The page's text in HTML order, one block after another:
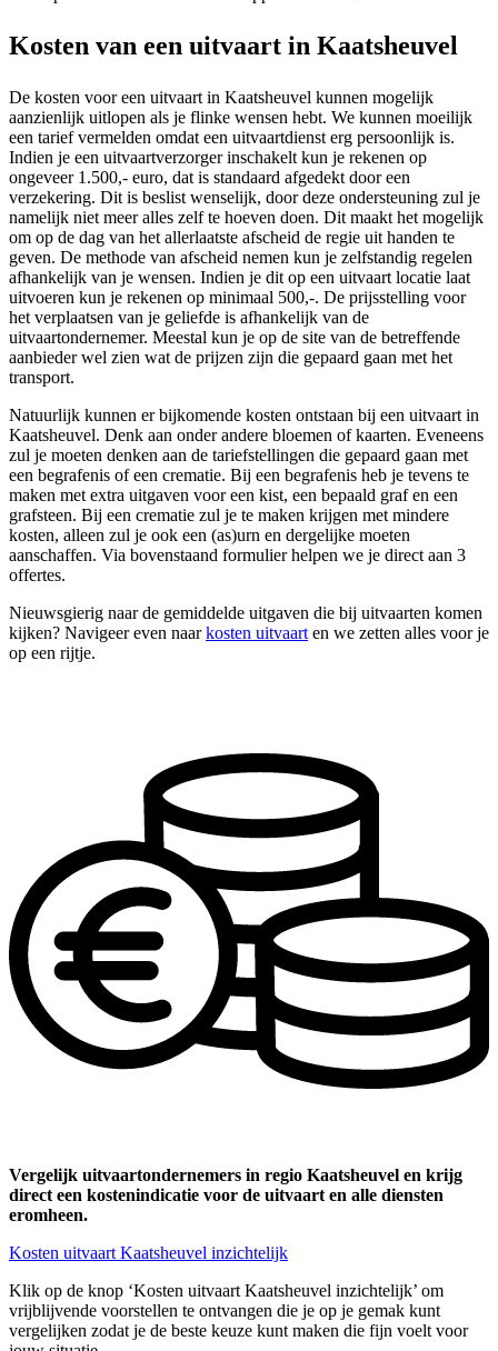
Kosten van een uitvaart in Kaatsheuvel
De kosten voor een uitvaart in Kaatsheuvel kunnen mogelijk
aanzienlijk uitlopen als je flinke wensen hebt. We kunnen moeilijk
een tarief vermelden omdat een uitvaartdienst erg persoonlijk is.
Indien je een uitvaartverzorger inschakelt kun je rekenen op
ongeveer 1.500,- euro, dat is standaard afgedekt door een
verzekering. Dit is beslist wenselijk, door deze ondersteuning zul je
namelijk niet meer alles zelf te hoeven doen. Dit maakt het mogelijk
om op de dag van het allerlaatste afscheid de regie uit handen te
geven. De methode van afscheid nemen kun je zelfstandig regelen
afhankelijk van je wensen. Indien je dit op een uitvaart locatie laat
uitvoeren kun je rekenen op minimaal 500,-. De prijsstelling voor
het verplaatsen van je geliefde is afhankelijk van de
uitvaartondernemer. Meestal kun je op de site van de betreffende
aanbieder wel zien wat de prijzen zijn die gepaard gaan met het
transport.
Natuurlijk kunnen er bijkomende kosten ontstaan bij een uitvaart in
Kaatsheuvel. Denk aan onder andere bloemen of kaarten. Eveneens
zul je moeten denken aan de tariefstellingen die gepaard gaan met
een begrafenis of een crematie. Bij een begrafenis heb je tevens te
maken met extra uitgaven voor een kist, een bepaald graf en een
grafsteen. Bij een crematie zul je te maken krijgen met mindere
kosten, alleen zul je ook een (as)urn en dergelijke moeten
aanschaffen. Via bovenstaand formulier helpen we je direct aan 3
offertes.
Nieuwsgierig naar de gemiddelde uitgaven die bij uitvaarten komen
kijken? Navigeer even naarkosten uitvaart en we zetten alles voor je
op een rijtje.
Vergelijk uitvaartondernemers in regio Kaatsheuvel en krijg
direct een kostenindicatie voor de uitvaart en alle diensten
eromheen.
Kosten uitvaart Kaatsheuvel inzichtelijk
Klik op de knop ‘Kosten uitvaart Kaatsheuvel inzichtelijk’ om
vrijblijvende voorstellen te ontvangen die je op je gemak kunt
vergelijken zodat je de beste keuze kunt maken die fijn voelt voor